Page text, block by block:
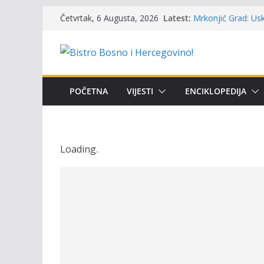
content
Četvrtak, 6 Augusta, 2026 Latest: Mrkonjić Grad:
osvojili prelazni
Masovni pomor
POČETNA VIJESTI ENCIKLOPEDIJA
Loading...